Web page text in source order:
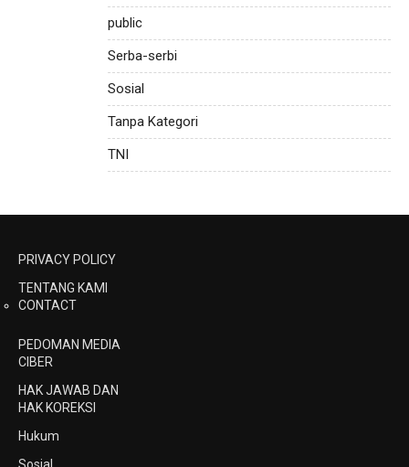
public
Serba-serbi
Sosial
Tanpa Kategori
TNI
PRIVACY POLICY
TENTANG KAMI
CONTACT
PEDOMAN MEDIA
CIBER
HAK JAWAB DAN
HAK KOREKSI
Hukum